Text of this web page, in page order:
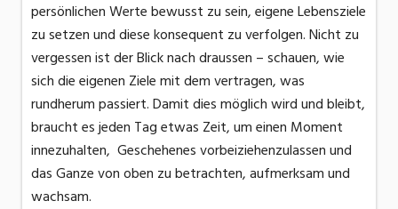
persönlichen Werte bewusst zu sein, eigene Lebensziele
zu setzen und diese konsequent zu verfolgen. Nicht zu
vergessen ist der Blick nach draussen – schauen, wie
sich die eigenen Ziele mit dem vertragen, was
rundherum passiert. Damit dies möglich wird und bleibt,
braucht es jeden Tag etwas Zeit, um einen Moment
innezuhalten, Geschehenes vorbeiziehenzulassen und
das Ganze von oben zu betrachten, aufmerksam und
wachsam.